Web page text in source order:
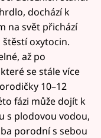
dochází k
na svět přichází
oxytocin.
až po
se stále více
10–12
fázi může dojít k
s plodovou vodou,
porodní s sebou